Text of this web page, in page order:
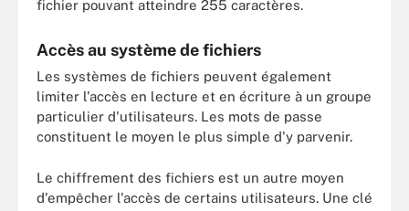
fichier pouvant atteindre 255 caractères.
Accès au système de fichiers
Les systèmes de fichiers peuvent également
limiter l'accès en lecture et en écriture à un groupe
particulier d'utilisateurs. Les mots de passe
constituent le moyen le plus simple d'y parvenir.
Le chiffrement des fichiers est un autre moyen
d'empêcher l'accès de certains utilisateurs. Une clé